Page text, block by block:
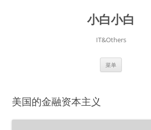
小白小白
IT&Others
菜单
美国的金融资本主义